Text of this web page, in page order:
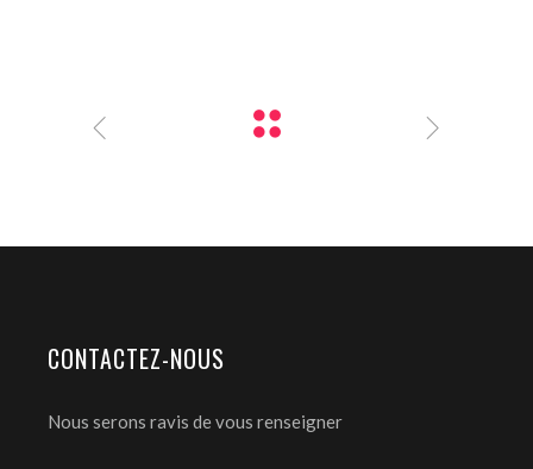
CONTACTEZ-NOUS
Nous serons ravis de vous renseigner